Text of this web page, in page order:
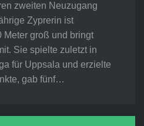
zweiten Neuzugang
Zyprerin ist
Meter groß und bringt
Sie spielte zuletzt in
für Uppsala und erzielte
gab fünf…